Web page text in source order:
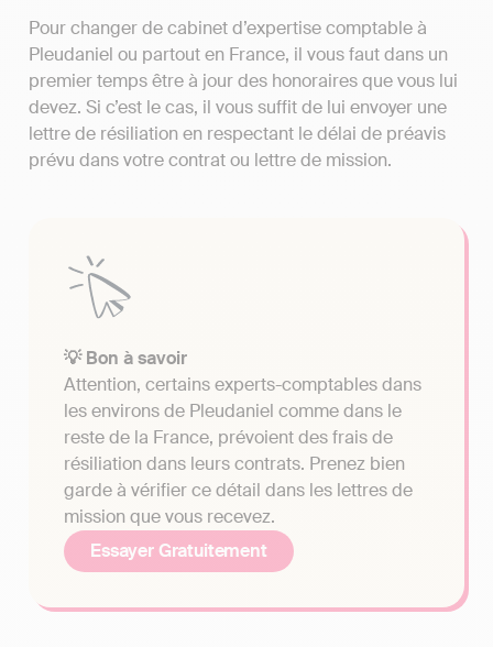
Pour changer de cabinet d’expertise comptable à
Pleudaniel ou partout en France, il vous faut dans un
premier temps être à jour des honoraires que vous lui
devez. Si c’est le cas, il vous suffit de lui envoyer une
lettre de résiliation en respectant le délai de préavis
prévu dans votre contrat ou lettre de mission.
💡 Bon à savoir
Attention, certains experts-comptables dans
les environs de Pleudaniel comme dans le
reste de la France, prévoient des frais de
résiliation dans leurs contrats. Prenez bien
garde à vérifier ce détail dans les lettres de
mission que vous recevez.
Essayer Gratuitement